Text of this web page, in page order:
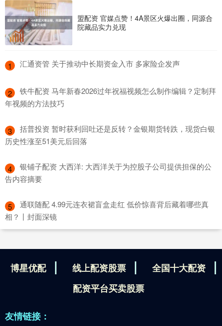
盟配资 官媒点赞！4A景区火爆出圈，同源合
院藏品实力兑现
1 ​汇通资管 关于推动中长期资金入市 多家险企发声
2
​铁牛配资 马年新春2026过年祝福视频怎么制作编辑？定制拜
年视频的方法技巧
3
​括普投资 暂时获利回吐还是反转？金银期货转跌，现货白银
历史性涨至51美元后回落
4
​银铺子配资 大西洋: 大西洋关于为控股子公司提供担保的公
告内容摘要
5
​通联随配 4.99元连衣裙盲盒走红 低价惊喜背后藏着哪些真
相？丨封面深镜
博星优配 线上配资股票
全国十大配资
配资平台买卖股票
友情链接：